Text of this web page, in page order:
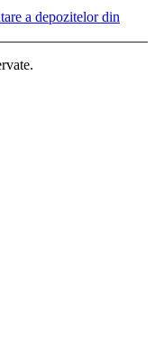
a depozitelor din